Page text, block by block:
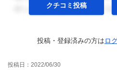
クチコミ投稿
投稿・登録済みの方はロ
投稿日： 2022/06/30